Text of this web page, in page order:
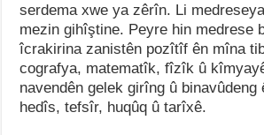
serdema xwe ya zêrîn. Li
mezin gihîştine. Peyre hin medrese
îcrakirina zanistên pozîtîf ên mîna
cografya, matematîk, fîzîk û
navendên gelek girîng û binavûdeng
hedîs, tefsîr, huqûq û tarîxê.